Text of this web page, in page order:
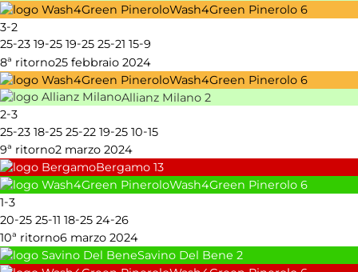
Wash4Green Pinerolo 6
3-2
25-23 19-25 19-25 25-21 15-9
8ª ritorno25 febbraio 2024
Wash4Green Pinerolo 6
Allianz Milano 2
2-3
25-23 18-25 25-22 19-25 10-15
9ª ritorno2 marzo 2024
Bergamo 13
Wash4Green Pinerolo 6
1-3
20-25 25-11 18-25 24-26
10ª ritorno6 marzo 2024
Savino Del Bene 2